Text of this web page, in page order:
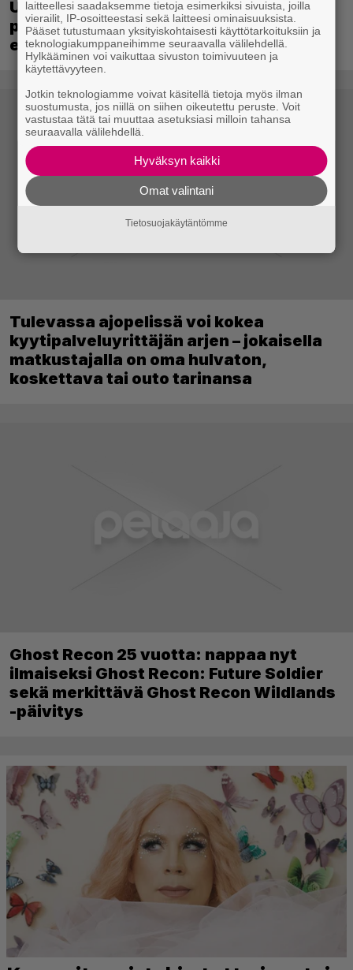
Ubisoft vahvisti uuden Ghost Recon -
pelin – kutsuu pelaajat mukaan
ennakkotestiin
Tulevassa ajopelissä voi kokea
kyytipalveluyrittäjän arjen – jokaisella
matkustajalla on oma hulvaton,
koskettava tai outo tarinansa
Ghost Recon 25 vuotta: nappaa nyt
ilmaiseksi Ghost Recon: Future Soldier
sekä merkittävä Ghost Recon Wildlands
-päivitys
laitteellesi saadaksemme tietoja esimerkiksi sivuista, joilla
vierailit, IP-osoitteestasi sekä laitteesi ominaisuuksista.
Pääset tutustumaan yksityiskohtaisesti käyttötarkoituksiin ja
teknologiakumppaneihimme seuraavalla välilehdellä.
Hylkääminen voi vaikuttaa sivuston toimivuuteen ja
käytettävyyteen.
Jotkin teknologiamme voivat käsitellä tietoja myös ilman
suostumusta, jos niillä on siihen oikeutettu peruste. Voit
vastustaa tätä tai muuttaa asetuksiasi milloin tahansa
seuraavalla välilehdellä.
Hyväksyn kaikki
Omat valintani
Tietosuojakäytäntömme